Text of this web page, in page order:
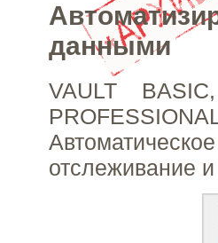
данными
VAULT
отслеживание